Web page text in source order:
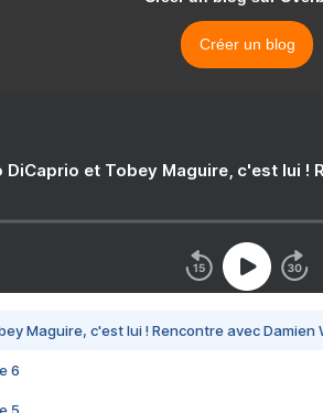
Créer un blog
DiCaprio et Tobey Maguire, c'est lui !
Maguire, c'est lui ! Rencontre avec Damien
6